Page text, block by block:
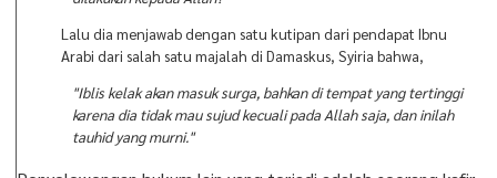
Lalu dia menjawab dengan satu kutipan dari pendapat Ibnu
Arabi dari salah satu majalah di Damaskus, Syiria bahwa,
"Iblis kelak akan masuk surga, bahkan di tempat yang tertinggi
karena dia tidak mau sujud kecuali pada Allah saja, dan inilah
tauhid yang murni."